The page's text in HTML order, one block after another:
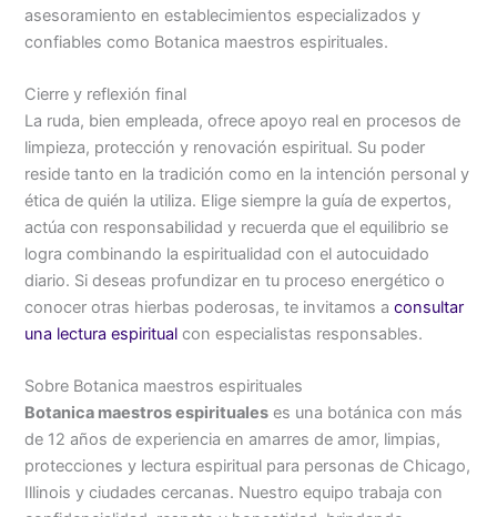
asesoramiento en establecimientos especializados y
confiables como Botanica maestros espirituales.
Cierre y reflexión final
La ruda, bien empleada, ofrece apoyo real en procesos de
limpieza, protección y renovación espiritual. Su poder
reside tanto en la tradición como en la intención personal y
ética de quién la utiliza. Elige siempre la guía de expertos,
actúa con responsabilidad y recuerda que el equilibrio se
logra combinando la espiritualidad con el autocuidado
diario. Si deseas profundizar en tu proceso energético o
conocer otras hierbas poderosas, te invitamos aconsultar
una lectura espiritual con especialistas responsables.
Sobre Botanica maestros espirituales
Botanica maestros espirituales es una botánica con más
de 12 años de experiencia en amarres de amor, limpias,
protecciones y lectura espiritual para personas de Chicago,
Illinois y ciudades cercanas. Nuestro equipo trabaja con